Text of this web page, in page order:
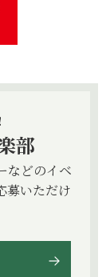
部
などのイベ
募いただけ